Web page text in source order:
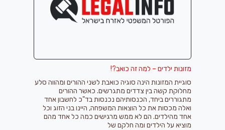
מזונות ילדים – למה זה כואב?!
סוגיית המזונות הינה סוגיה כואבת לשני ההורים ומהווה סלע
מחלוקת קשה בין צדדים מתגרשים. כאשר ההורים
מתגוררים ביחד, הכנסותיהם נכנסות בד"כ לחשבון אחד
ואלה מכסות את כל הוצאות המשפחה, היינו בני הזוג וכל
אחד מהילדים. הם לא ממש מרגישים כמה כל אחד מהם
מוציא על הילדים ומה חלקם של